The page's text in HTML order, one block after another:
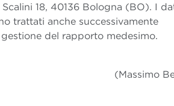
18, 40136 Bologna (BO). I
trattati anche successivamente
del rapporto medesimo.
(Massimo